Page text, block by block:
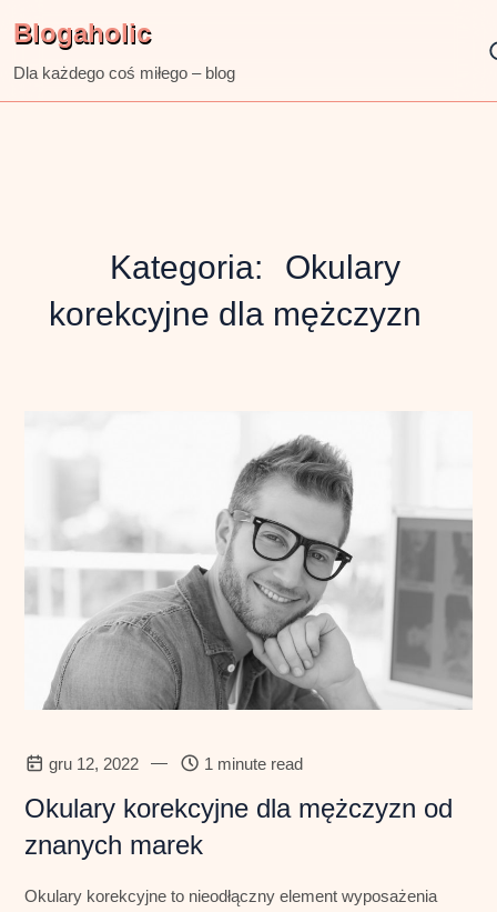
content
Blogaholic
Dla każdego coś miłego – blog
Kategoria:
Okulary
korekcyjne dla mężczyzn
gru 12, 2022 — 1 minute read
Okulary korekcyjne dla mężczyzn od
znanych marek
Okulary korekcyjne to nieodłączny element wyposażenia